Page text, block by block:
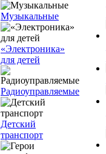
Музыкальные
«Электроника»
для детей
Радиоуправляемые
Детский
транспорт